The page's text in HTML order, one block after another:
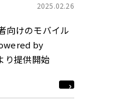
2025.02.26
向けのモバイル
by
り提供開始